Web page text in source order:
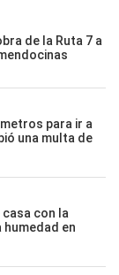
de la Ruta 7 a
para ir a
una multa de
con la
en